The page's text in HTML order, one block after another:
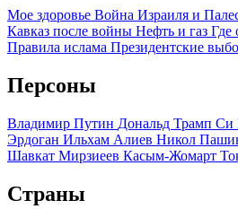
Мое здоровье Война Израиля и
Кавказ после войны Нефть и газ Где
Правила ислама Президентские
Персоны
Владимир Путин Дональд Трамп Си
Эрдоган Ильхам Алиев Никол
Шавкат Мирзиеев Касым-Жомарт
Страны